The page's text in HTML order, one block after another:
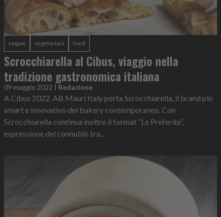
vegani vegetariani food
Scrocchiarella al Cibus, viaggio nella
tradizione gastronomica italiana
09 maggio 2022 | Redazione
A Cibus 2022, AB Mauri Italy porta Scrocchiarella, il brand più
smart e innovativo del bakery contemporaneo. Con
Scrocchiarella continua inoltre il format “Le Preferite”,
espressione del connubio tra...